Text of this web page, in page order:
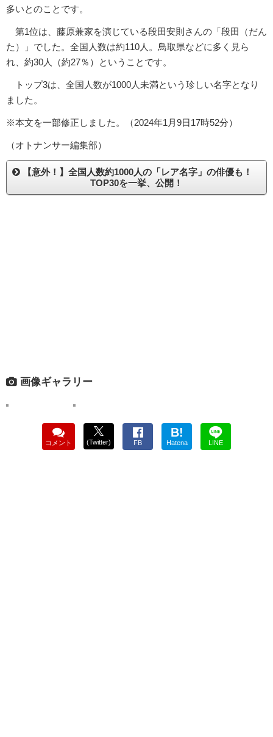
多いとのことです。
第1位は、藤原兼家を演じている段田安則さんの「段田（だん
た）」でした。全国人数は約110人。鳥取県などに多く見ら
れ、約30人（約27％）ということです。
トップ3は、全国人数が1000人未満という珍しい名字となり
ました。
※本文を一部修正しました。（2024年1月9日17時52分）
（オトナンサー編集部）
【意外！】全国人数約1000人の「レア名字」の俳優も！
TOP30を一挙、公開！
画像ギャラリー
コメント (Twitter) FB
B!
Hatena LINE